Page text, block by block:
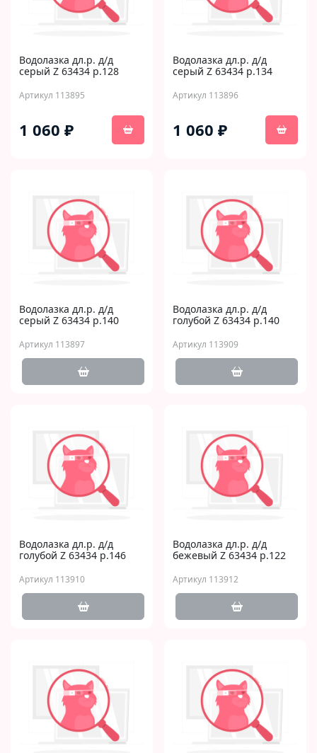
Водолазка дл.р. д/д
серый Z 63434 р.128
Артикул 113895
1 060 ₽
Водолазка дл.р. д/д
серый Z 63434 р.134
Артикул 113896
1 060 ₽
Водолазка дл.р. д/д
серый Z 63434 р.140
Артикул 113897
Водолазка дл.р. д/д
голубой Z 63434 р.140
Артикул 113909
Водолазка дл.р. д/д
голубой Z 63434 р.146
Артикул 113910
Водолазка дл.р. д/д
бежевый Z 63434 р.122
Артикул 113912